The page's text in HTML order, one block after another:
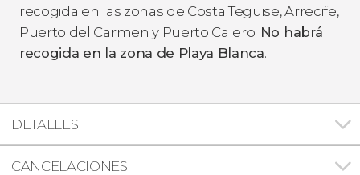
recogida en las zonas de Costa Teguise, Arrecife,
Puerto del Carmen y Puerto Calero. No habrá
recogida en la zona de Playa Blanca.
DETALLES
CANCELACIONES